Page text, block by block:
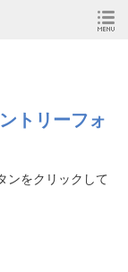
トリーフォ
ンをクリックして